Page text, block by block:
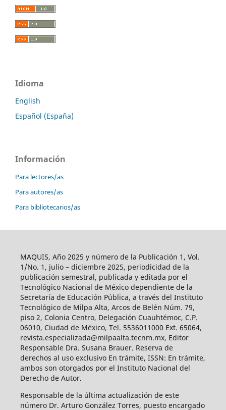
Idioma
English
Español (España)
Información
Para lectores/as
Para autores/as
Para bibliotecarios/as
MAQUIS, Año 2025 y número de la Publicación 1, Vol.
1/No. 1, julio – diciembre 2025, periodicidad de la
publicación semestral, publicada y editada por el
Tecnológico Nacional de México dependiente de la
Secretaría de Educación Pública, a través del Instituto
Tecnológico de Milpa Alta, Arcos de Belén Núm. 79,
piso 2, Colonia Centro, Delegación Cuauhtémoc, C.P.
06010, Ciudad de México, Tel. 5536011000 Ext. 65064,
revista.especializada@milpaalta.tecnm.mx, Editor
Responsable Dra. Susana Brauer. Reserva de
derechos al uso exclusivo En trámite, ISSN: En trámite,
ambos son otorgados por el Instituto Nacional del
Derecho de Autor.
Responsable de la última actualización de este
número Dr. Arturo González Torres, puesto encargado